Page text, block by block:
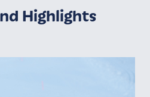
Highlights